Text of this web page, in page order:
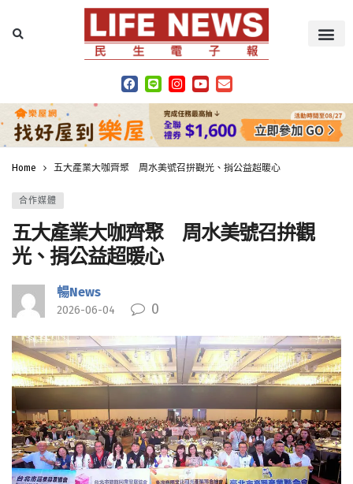
Home 五大產業大咖齊聚 周水美號召拚觀光、捐公益超暖心
合作媒體
五大產業大咖齊聚 周水美號召拚觀
光、捐公益超暖心
暢News
2026-06-04 0